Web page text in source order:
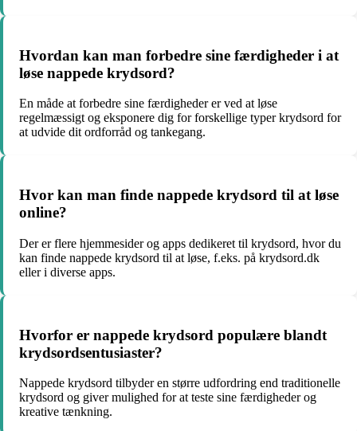
Hvordan kan man forbedre sine færdigheder i at
løse nappede krydsord?
En måde at forbedre sine færdigheder er ved at løse
regelmæssigt og eksponere dig for forskellige typer krydsord for
at udvide dit ordforråd og tankegang.
Hvor kan man finde nappede krydsord til at løse
online?
Der er flere hjemmesider og apps dedikeret til krydsord, hvor du
kan finde nappede krydsord til at løse, f.eks. på krydsord.dk
eller i diverse apps.
Hvorfor er nappede krydsord populære blandt
krydsordsentusiaster?
Nappede krydsord tilbyder en større udfordring end traditionelle
krydsord og giver mulighed for at teste sine færdigheder og
kreative tænkning.